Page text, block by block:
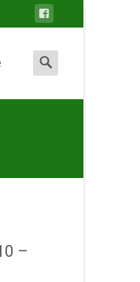
Search
for:
–